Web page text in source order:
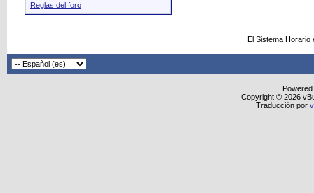
Reglas del foro
El Sistema
Copyright © 2026
Traducción por